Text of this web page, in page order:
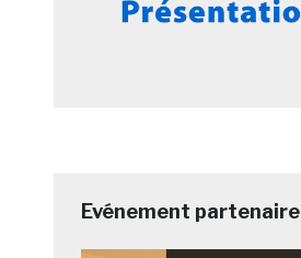
Evénement partenaire